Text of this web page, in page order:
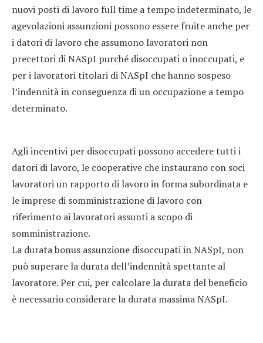
nuovi posti di lavoro full time a tempo indeterminato, le
agevolazioni assunzioni possono essere fruite anche per
i datori di lavoro che assumono lavoratori non
precettori di NASpI purché disoccupati o inoccupati, e
per i lavoratori titolari di NASpI che hanno sospeso
l’indennità in conseguenza di un occupazione a tempo
determinato.
Agli incentivi per disoccupati possono accedere tutti i
datori di lavoro, le cooperative che instaurano con soci
lavoratori un rapporto di lavoro in forma subordinata e
le imprese di somministrazione di lavoro con
riferimento ai lavoratori assunti a scopo di
somministrazione.
La durata bonus assunzione disoccupati in NASpI, non
può superare la durata dell’indennità spettante al
lavoratore. Per cui, per calcolare la durata del beneficio
è necessario considerare la durata massima NASpI.